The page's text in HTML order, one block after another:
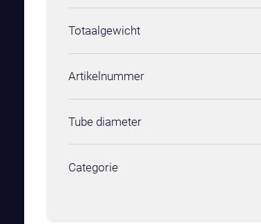
Totaalgewicht
Artikelnummer
Tube diameter
Categorie